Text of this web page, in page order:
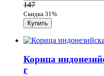
147
Скидка 31%
Корица
г